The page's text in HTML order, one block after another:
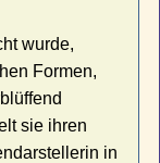
wurde,
Formen,
sie ihren
in